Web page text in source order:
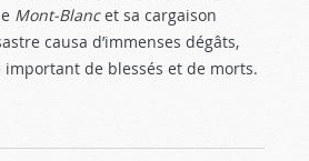
Mont-Blancet sa cargaison
causa d’immenses dégâts,
important de blessés et de morts.